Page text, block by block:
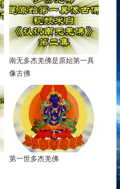
南无多杰羌佛是原始第一具
像古佛
第一世多杰羌佛